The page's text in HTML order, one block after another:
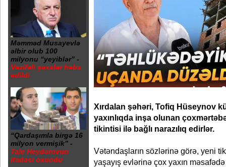
Məmməd Musayevlə
əlbir olub 100
milyonu “yeyiblər” -
Vəzifəli şəxslər həbs
edildi
“Qardaşımla birgə 16
milyon vermişik” -
Tale Heydərovun
ifadəsi oxundu
Xırdalan şəhəri, Tofiq Hüseynov
yaxınlıqda inşa olunan
tikintisi ilə bağlı narazılıq edirlər.
Vətəndaşların sözlərinə görə, yeni
yaşayış evlərinə çox yaxın